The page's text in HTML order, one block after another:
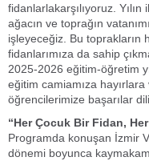
fidanlarlakarşılıyoruz.
ağacın ve toprağın
işleyeceğiz. Bu toprakların
fidanlarımıza da sahip
2025-2026 eğitim-öğretim
eğitim camiamıza
öğrencilerimize başarılar
“Her Çocuk Bir Fidan,
Programda konuşan İzmir
dönemi boyunca